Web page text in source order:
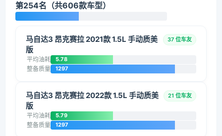
第254名（共606款车型）
马自达3 昂克赛拉 2021款 1.5L 手动质美
版
37 位车友
平均油耗 5.78
整备质量 1297
马自达3 昂克赛拉 2022款 1.5L 手动质美
版
21 位车友
平均油耗 5.79
整备质量 1297